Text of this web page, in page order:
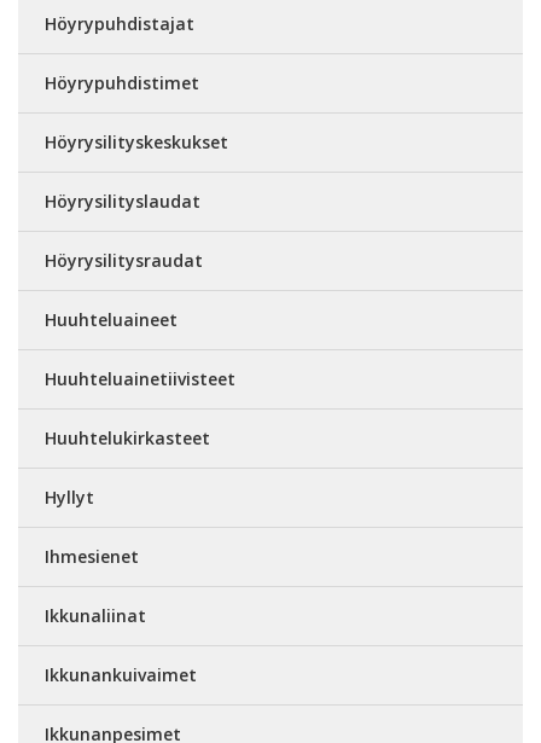
Höyrypuhdistajat
Höyrypuhdistimet
Höyrysilityskeskukset
Höyrysilityslaudat
Höyrysilitysraudat
Huuhteluaineet
Huuhteluainetiivisteet
Huuhtelukirkasteet
Hyllyt
Ihmesienet
Ikkunaliinat
Ikkunankuivaimet
Ikkunanpesimet